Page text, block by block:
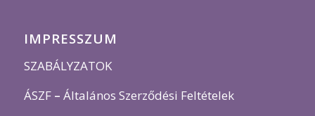
IMPRESSZUM
SZABÁLYZATOK
ÁSZF– Általános Szerződési Feltételek